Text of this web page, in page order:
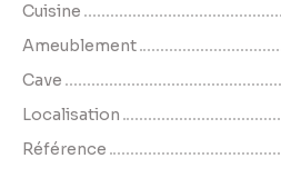
Cuisine
Ameublement
Cave
Localisation
Référence